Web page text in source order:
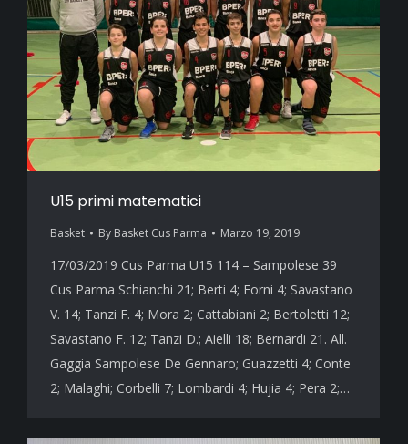
U15 primi matematici
Basket By Basket Cus Parma Marzo 19, 2019
17/03/2019 Cus Parma U15 114 – Sampolese 39
Cus Parma Schianchi 21; Berti 4; Forni 4; Savastano
V. 14; Tanzi F. 4; Mora 2; Cattabiani 2; Bertoletti 12;
Savastano F. 12; Tanzi D.; Aielli 18; Bernardi 21. All.
Gaggia Sampolese De Gennaro; Guazzetti 4; Conte
2; Malaghi; Corbelli 7; Lombardi 4; Hujia 4; Pera 2;…